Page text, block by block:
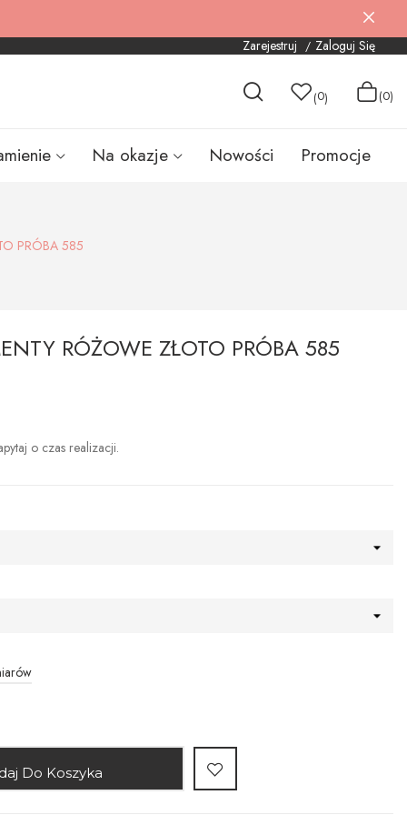
Zarejestruj Zaloguj Się
(0) (0)
Na okazje Nowości Promocje
PRÓBA 585
RÓŻOWE ZŁOTO PRÓBA 585
o czas realizacji.
Do Koszyka